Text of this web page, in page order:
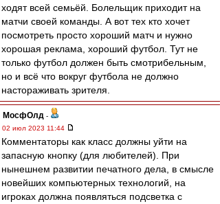
ходят всей семьёй. Болельщик приходит на
матчи своей команды. А вот тех кто хочет
посмотреть просто хороший матч и нужно
хорошая реклама, хороший футбол. Тут не
только футбол должен быть смотрибельным,
но и всё что вокруг футбола не должно
настораживать зрителя.
МосфОлд -
02 июл 2023 11:44
Комментаторы как класс должны уйти на
запасную кнопку (для любителей). При
нынешнем развитии печатного дела, в смысле
новейших компьютерных технологий, на
игроках должна появляться подсветка с